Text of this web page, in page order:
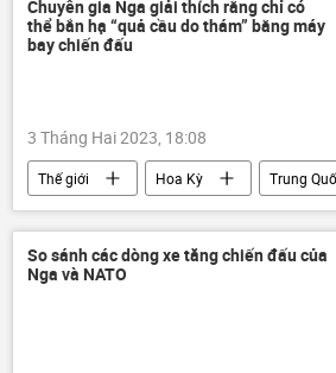
xe tăng "Leopard"
viện trợ quân sự
Chuyên gia Nga giải thích rằng chỉ có
thể bắn hạ “quả cầu do thám” bằng máy
bay chiến đấu
3 Tháng Hai 2023, 18:08
Thế giới Hoa Kỳ
Trung
tình báo
tên lửa phòng không
chuyên gia
Quan điểm-Ý kiến
So sánh các dòng xe tăng chiến đấu của
Nga và NATO